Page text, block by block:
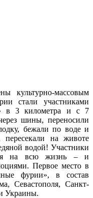
культурно-массовым
стали участниками
в 3 километра и с 7
шины, переносили
бежали по воде и
пересекали на животе
водой! Участники
на всю жизнь – и
Первое место в
фурии», в состав
Севастополя, Санкт-
Украины.